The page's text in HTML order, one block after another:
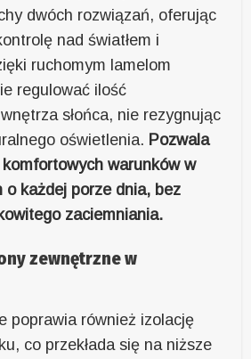
dwóch rozwiązań, oferując
nad światłem i
ruchomym lamelom
regulować ilość
słońca, nie rezygnując
oświetlenia. Pozwala
warunków w
o każdej porze dnia, bez
zaciemniania.
zewnętrzne w
poprawia również izolację
co przekłada się na niższe